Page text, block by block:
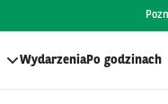
WydarzeniaPo godzinach